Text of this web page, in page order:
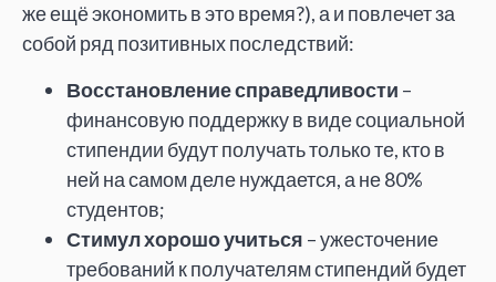
же ещё экономить в это время?), а и повлечет за
собой ряд позитивных последствий:
Восстановление справедливости –
финансовую поддержку в виде социальной
стипендии будут получать только те, кто в
ней на самом деле нуждается, а не 80%
студентов;
Стимул хорошо учиться – ужесточение
требований к получателям стипендий будет